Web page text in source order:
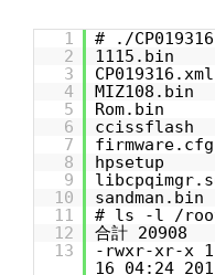
1
# ./
2
1115.bin
3
CP019316.xml
4
MIZ108.bin
5
Rom.bin
6
ccissflash
7
firmware.cfg
8
hpsetup
9
10
sandman.bin
11
# ls -l /
12
合計 20908
13
-rwxr-xr-x 1
16 04:24